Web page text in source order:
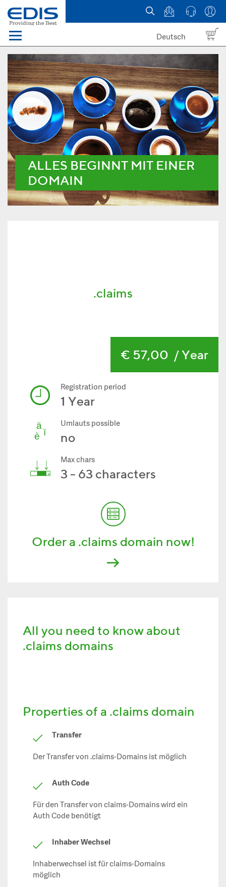
Menü
Domain names
Hosting
News
about EDIS
Deutsch
ALLES BEGINNT MIT EINER
DOMAIN
.claims
€ 57,00 / Year
Registration period
1 Year
Umlauts possible
no
Max chars
3 - 63 characters
Order a .claims domain now!
All you need to know about
.claims domains
Properties of a .claims domain
Transfer
Der Transfer von .claims-Domains ist möglich
Auth Code
Für den Transfer von claims-Domains wird ein
Auth Code benötigt
Inhaber Wechsel
Inhaberwechsel ist für claims-Domains
möglich